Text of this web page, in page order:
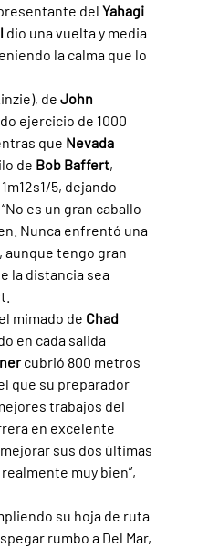
del Yahagi
dio una vuelta y media
la calma que lo
de John
ejercicio de 1000
que Nevada
de Bob Baffert,
5, dejando
es un gran caballo
Nunca enfrentó una
tengo gran
la distancia sea
mimado de Chad
en cada salida
cubrió 800 metros
que su preparador
trabajos del
en excelente
sus dos últimas
muy bien”,
su hoja de ruta
rumbo a Del Mar,